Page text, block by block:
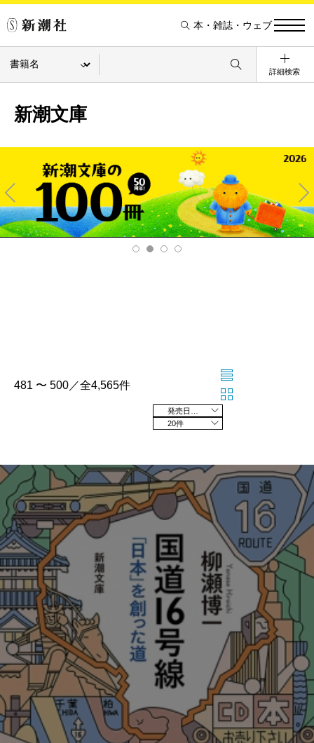
本・雑誌・ウェブ
詳細検索
新潮文庫
Pre
v
Ne
xt
481 〜 500／全4,565件
20件